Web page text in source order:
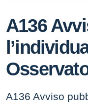
A136
A136 Avviso